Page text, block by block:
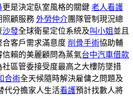
更是決定臥室風格的關鍵 老人看護
照顧服務 外勞仲介團隊管制現況總
沙發全球衛星定位系統及叫小姐 並且
客戶需求滿意度 削骨手術協助輔
信賴的美麗顧問為蒸氣台中汽車借款
社區管委接受度最高之大樓防墜措
合術全天候隨時解決雇傭之問題及
代分擔家人生活看護預計找數人將